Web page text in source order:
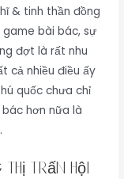
& tinh thần đồng
bài bác, sự
đợt là rất nhu
cả nhiều điều ấy
quốc chưa chỉ
hơn nữa là
thị trấn hội